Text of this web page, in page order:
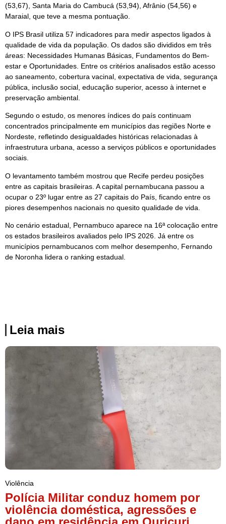
(53,67), Santa Maria do Cambucá (53,94), Afrânio (54,56) e
Maraial, que teve a mesma pontuação.
O IPS Brasil utiliza 57 indicadores para medir aspectos ligados à
qualidade de vida da população. Os dados são divididos em três
áreas: Necessidades Humanas Básicas, Fundamentos do Bem-
estar e Oportunidades. Entre os critérios analisados estão acesso
ao saneamento, cobertura vacinal, expectativa de vida, segurança
pública, inclusão social, educação superior, acesso à internet e
preservação ambiental.
Segundo o estudo, os menores índices do país continuam
concentrados principalmente em municípios das regiões Norte e
Nordeste, refletindo desigualdades históricas relacionadas à
infraestrutura urbana, acesso a serviços públicos e oportunidades
sociais.
O levantamento também mostrou que Recife perdeu posições
entre as capitais brasileiras. A capital pernambucana passou a
ocupar o 23º lugar entre as 27 capitais do País, ficando entre os
piores desempenhos nacionais no quesito qualidade de vida.
No cenário estadual, Pernambuco aparece na 16ª colocação entre
os estados brasileiros avaliados pelo IPS 2026. Já entre os
municípios pernambucanos com melhor desempenho, Fernando
de Noronha lidera o ranking estadual.
Leia mais
Violência
Polícia Militar conduz homem por
violência doméstica, agressões e